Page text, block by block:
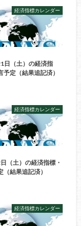
経済指標カレンダー
日（土）の経済指
予定（結果追記済）
経済指標カレンダー
（土）の経済指標・
（結果追記済）
経済指標カレンダー